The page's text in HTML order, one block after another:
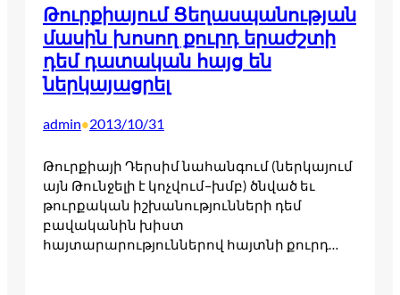
Թուրքիայում Ցեղասպանության
մասին խոսող քուրդ երաժշտի
դեմ դատական հայց են
ներկայացրել
admin•2013/10/31
Թուրքիայի Դերսիմ նահանգում (ներկայում
այն Թունջելի է կոչվում–խմբ) ծնված եւ
թուրքական իշխանությունների դեմ
բավականին խիստ
հայտարարություններով հայտնի քուրդ…